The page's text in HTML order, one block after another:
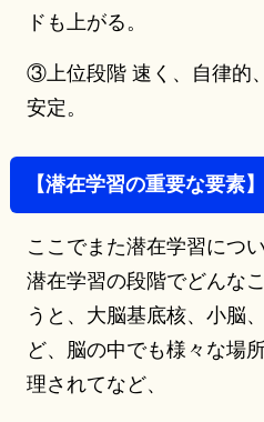
ドも上がる。
③上位段階 速く、自律的
安定。
【潜在学習の重要な要素】
ここでまた潜在学習につ
潜在学習の段階でどんな
うと、大脳基底核、小脳
ど、脳の中でも様々な場
理されてなど、